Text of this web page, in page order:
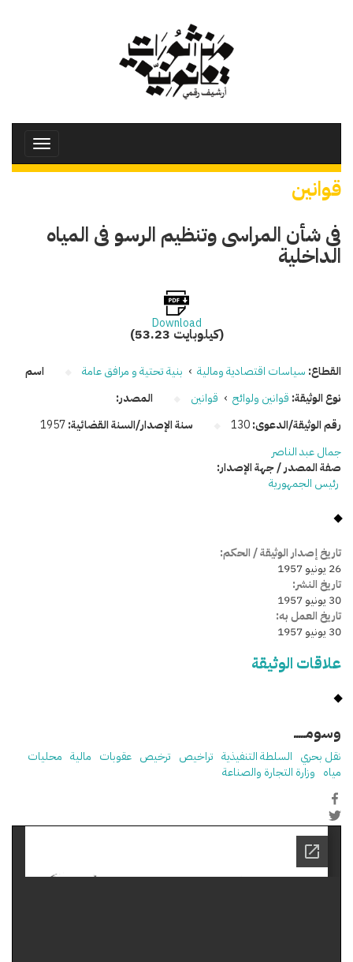
Toggle
قوانين
فى شأن المراسى وتنظيم الرسو فى المياه
الداخلية
Download
(53.23 كيلوبايت)
القطاع: سياسات اقتصادية ومالية › بنية تحتية و مرافق عامة
نوع الوثيقة: قوانين ولوائح › قوانين
رقم الوثيقة/الدعوى:130 سنة الإصدار/السنة القضائية:1957
اسم
المصدر:
جمال عبد الناصر
صفة المصدر / جهة الإصدار:
رئيس الجمهورية
تاريخ إصدار الوثيقة / الحكم:
26 يونيو 1957
تاريخ النشر:
30 يونيو 1957
تاريخ العمل به:
30 يونيو 1957
علاقات الوثيقة
وسومـــــ
نقل بحري السلطة التنفيذية تراخيص ترخيص عقوبات مالية محليات
مياه وزارة التجارة والصناعة